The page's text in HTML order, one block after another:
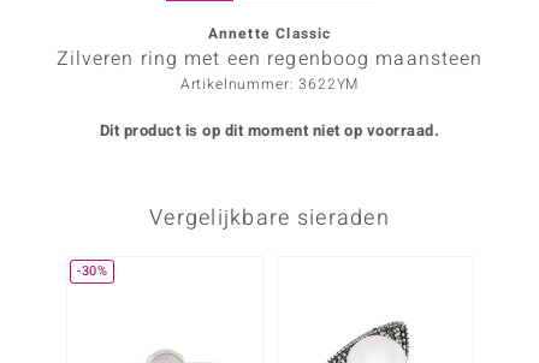
Annette Classic
Zilveren ring met een regenboog maansteen
Artikelnummer: 3622YM
Dit product is op dit moment niet op voorraad.
Vergelijkbare sieraden
-30%